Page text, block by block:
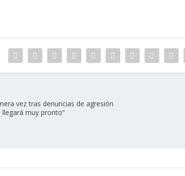
vez tras denuncias de agresión
llegará muy pronto”